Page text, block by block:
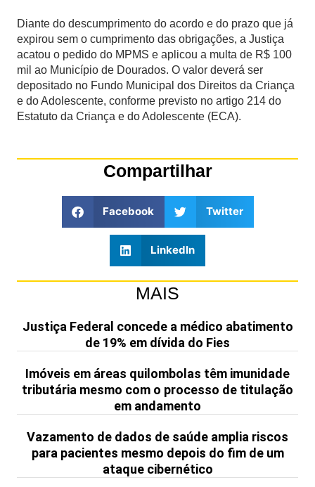
Diante do descumprimento do acordo e do prazo que já
expirou sem o cumprimento das obrigações, a Justiça
acatou o pedido do MPMS e aplicou a multa de R$ 100
mil ao Município de Dourados. O valor deverá ser
depositado no Fundo Municipal dos Direitos da Criança
e do Adolescente, conforme previsto no artigo 214 do
Estatuto da Criança e do Adolescente (ECA).
Compartilhar
Facebook Twitter
LinkedIn
MAIS
Justiça Federal concede a médico abatimento
de 19% em dívida do Fies
Imóveis em áreas quilombolas têm imunidade
tributária mesmo com o processo de titulação
em andamento
Vazamento de dados de saúde amplia riscos
para pacientes mesmo depois do fim de um
ataque cibernético